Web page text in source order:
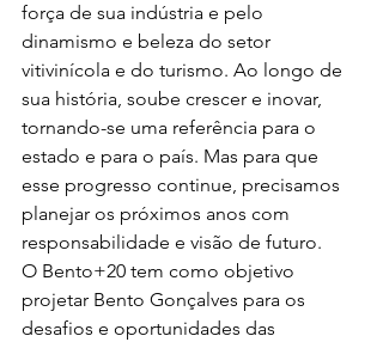
força de sua indústria e pelo
dinamismo e beleza do setor
vitivinícola e do turismo. Ao longo de
sua história, soube crescer e inovar,
tornando-se uma referência para o
estado e para o país. Mas para que
esse progresso continue, precisamos
planejar os próximos anos com
responsabilidade e visão de futuro.
O Bento+20 tem como objetivo
projetar Bento Gonçalves para os
desafios e oportunidades das